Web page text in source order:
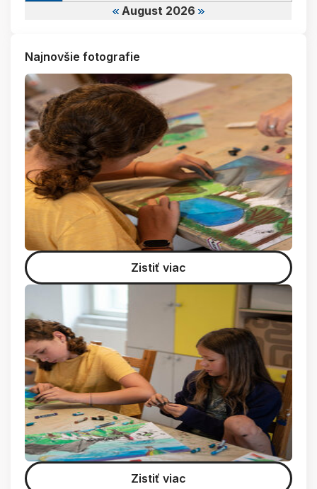
August 2026
Najnovšie fotografie
Zistiť viac
Zistiť viac